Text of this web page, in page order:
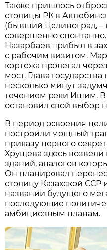
Также пришлось
столицы РК в
(бывший Целиноград, –
совершенно спонтанно.
Назарбаев прибыл в
с рабочим визитом.
кортежа пролегал
мост. Глава
несколько минут
течением реки Ишим. В
остановил свой выбор
В период освоения
построили мощный
приказу первого
Хрущева здесь возвели
зданий, аналогов
Он планировал
столицу Казахской ССР
названии будущего
последующие
амбициозным планам.